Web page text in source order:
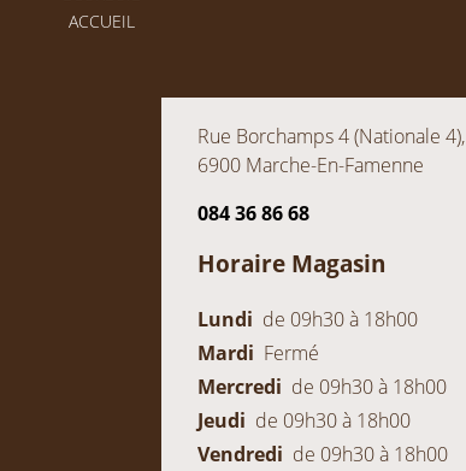
ACCUEIL
Rue Borchamps 4 (Nationale 4),
6900 Marche-En-Famenne
084 36 86 68
Horaire Magasin
Lundi de 09h30 à 18h00
Mardi Fermé
Mercredi de 09h30 à 18h00
Jeudi de 09h30 à 18h00
Vendredi de 09h30 à 18h00